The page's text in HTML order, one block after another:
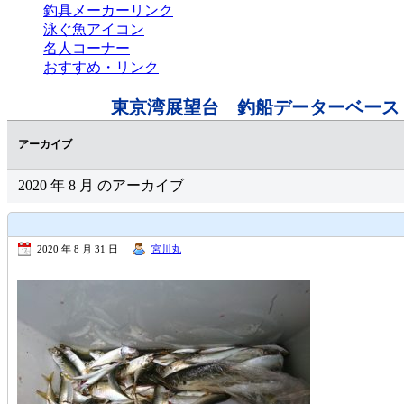
釣具メーカーリンク
泳ぐ魚アイコン
名人コーナー
おすすめ・リンク
東京湾展望台 釣船データーベース
アーカイブ
2020 年 8 月 のアーカイブ
2020 年 8 月 31 日 宮川丸